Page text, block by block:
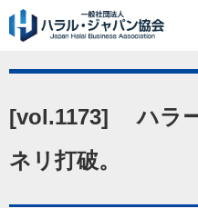
[vol.1173] ハラ
ネリ打破。